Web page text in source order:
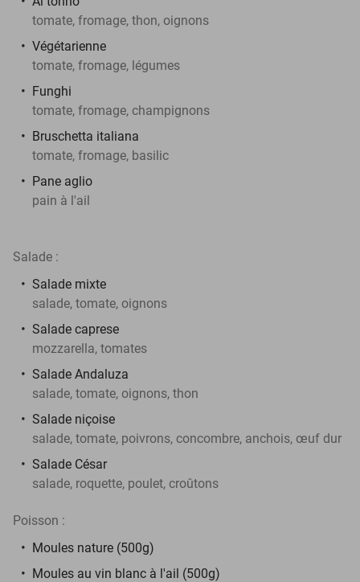
tomate, fromage, thon, oignons
Végétarienne
tomate, fromage, légumes
Funghi
tomate, fromage, champignons
Bruschetta italiana
tomate, fromage, basilic
Pane aglio
pain à l'ail
Salade :
Salade mixte
salade, tomate, oignons
Salade caprese
mozzarella, tomates
Salade Andaluza
salade, tomate, oignons, thon
Salade niçoise
salade, tomate, poivrons, concombre, anchois, œuf dur
Salade César
salade, roquette, poulet, croûtons
Poisson :
Moules nature (500g)
Moules au vin blanc à l'ail (500g)